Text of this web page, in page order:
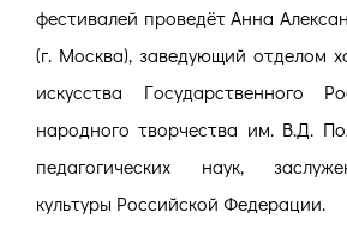
фестивалей проведёт Анна
(г. Москва), заведующий отделом
искусства Государственного
народного творчества им. В.Д.
педагогических наук,
культуры Российской Федерации.